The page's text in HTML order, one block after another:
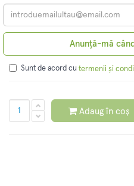
Anunță-mă
Sunt de acord cu termenii și
Adaug în coș